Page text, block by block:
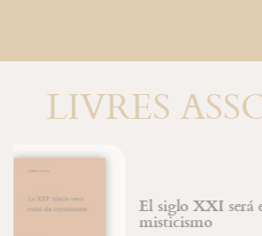
LIVRES
Le maître du
Jean-François